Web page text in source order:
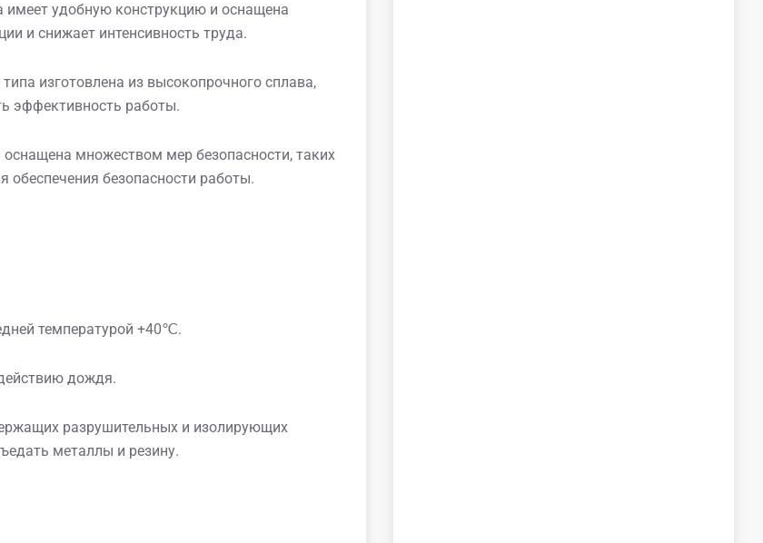
имеет удобную конструкцию и оснащена
и снижает интенсивность труда.
изготовлена ​​из высокопрочного сплава,
эффективность работы.
множеством мер безопасности, таких
обеспечения безопасности работы.
температурой +40℃.
дождя.
разрушительных и изолирующих
металлы и резину.